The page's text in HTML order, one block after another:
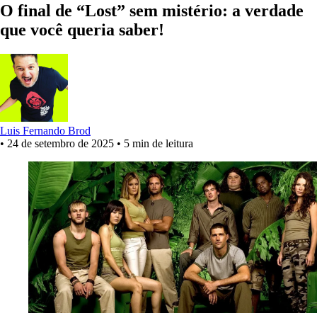
O final de “Lost” sem mistério: a verdade
que você queria saber!
Luis Fernando Brod
• 24 de setembro de 2025 • 5 min de leitura